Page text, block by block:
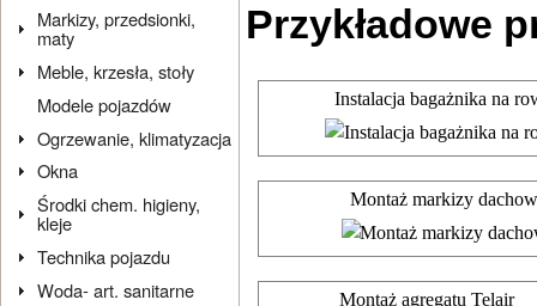
Markizy, przedsionki,
maty
Meble, krzesła, stoły
Modele pojazdów
Ogrzewanie, klimatyzacja
Okna
Środki chem. higieny,
kleje
Technika pojazdu
Woda- art. sanitarne
Przykładowe
Instalacja bagażnika na
Montaż markizy
Montaż agregatu Telair